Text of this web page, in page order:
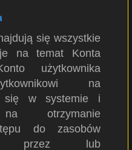
się wszystkie
na temat Konta
użytkownika
na
się w systemie i
na otrzymanie
do zasobów
przez lub